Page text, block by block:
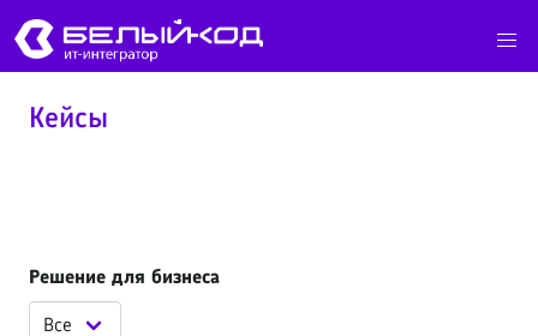
Кейсы
Решение для бизнеса